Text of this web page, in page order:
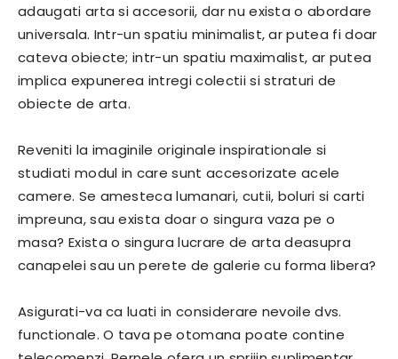
adaugati arta si accesorii, dar nu exista o abordare
universala. Intr-un spatiu minimalist, ar putea fi doar
cateva obiecte; intr-un spatiu maximalist, ar putea
implica expunerea intregi colectii si straturi de
obiecte de arta.
Reveniti la imaginile originale inspirationale si
studiati modul in care sunt accesorizate acele
camere. Se amesteca lumanari, cutii, boluri si carti
impreuna, sau exista doar o singura vaza pe o
masa? Exista o singura lucrare de arta deasupra
canapelei sau un perete de galerie cu forma libera?
Asigurati-va ca luati in considerare nevoile dvs.
functionale. O tava pe otomana poate contine